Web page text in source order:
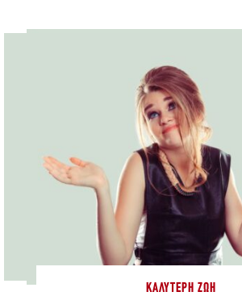
ΚΑΛΎΤΕΡΗ ΖΩΉ